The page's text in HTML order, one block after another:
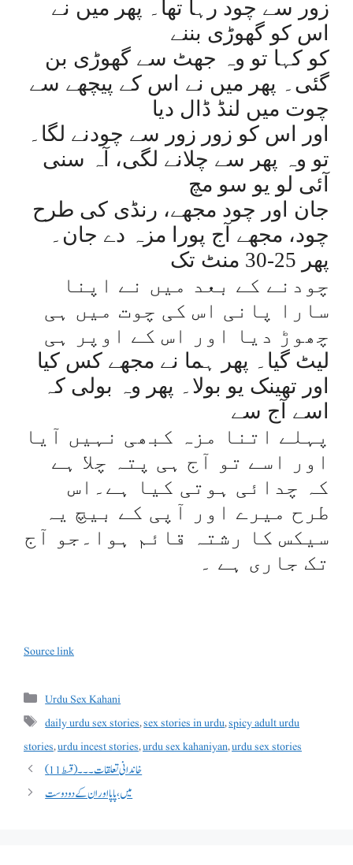
زور سے چود رہا تھا۔ پھر میں نے
اس کو گھوڑی بننے
کو کہا تو وہ جھٹ سے گھوڑی بن
گئی۔ پھر میں نے اس کے پیچھے سے
چوت میں لنڈ ڈال دیا
اور اس کو زور زور سے چودنے لگا۔
تو وہ پھر سے چلانے لگی، آہ سنی
آئی لو یو سو مچ
جان اور چود مجھے، رنڈی کی طرح
چود، مجھے آج پورا مزہ دے جان۔
پھر 25-30 منٹ تک
چودنے کے بعد میں نے اپنا
سارا پانی اس کی چوت میں ہی
چھوڑ دیا اور اس کے اوپر ہی
لیٹ گیا۔ پھر ہما نے مجھے کس کیا
اور تھینک یو بولا۔ پھر وہ بولی کہ
اسے آج سے
پہلے اتنا مزہ کبھی نہیں آیا
اور اسے تو آج ہی پتہ چلا ہے
کہ چدائی ہوتی کیا ہے۔اس
طرح میرے اور آپی کے بیچ یہ
سیکس کا رشتہ قائم ہوا۔جو آج
تک جاری ہے ۔
Source link
Categories
Urdu Sex Kahani
Tags
daily urdu sex stories,sex stories in urdu,spicy adult urdu
stories,urdu incest stories,urdu sex kahaniyan,urdu sex stories
خاندانی تعلقات ۔۔۔(قسط 11)
میں ، پاپا اور ان کے دو دوست